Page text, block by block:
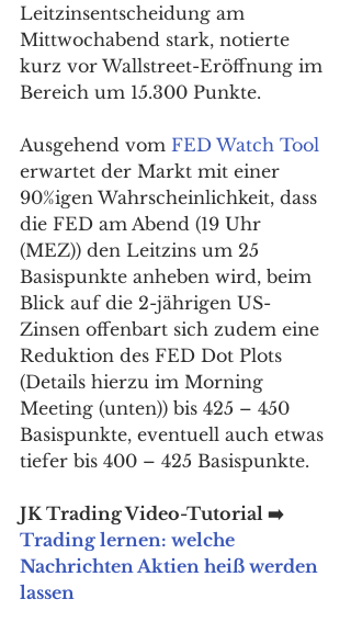
Leitzinsentscheidung am
Mittwochabend stark, notierte
kurz vor Wallstreet-Eröffnung im
Bereich um 15.300 Punkte.
Ausgehend vom FED Watch Tool
erwartet der Markt mit einer
90%igen Wahrscheinlichkeit, dass
die FED am Abend (19 Uhr
(MEZ)) den Leitzins um 25
Basispunkte anheben wird, beim
Blick auf die 2-jährigen US-
Zinsen offenbart sich zudem eine
Reduktion des FED Dot Plots
(Details hierzu im Morning
Meeting (unten)) bis 425 – 450
Basispunkte, eventuell auch etwas
tiefer bis 400 – 425 Basispunkte.
JK Trading Video-Tutorial ➡️
Trading lernen: welche
Nachrichten Aktien heiß werden
lassen